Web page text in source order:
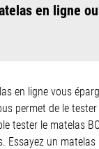
en ligne
en ligne vous
permet de le
tester le matelas
Essayez un